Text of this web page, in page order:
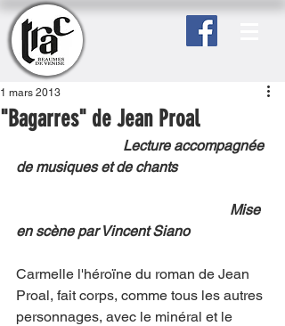
"Bagarres" de Jean Proal
1 mars 2013
Lecture accompagnée
de musiques et de chants
Mise
en scène par Vincent Siano
Carmelle l'héroïne du roman de Jean
Proal, fait corps, comme tous les autres
personnages, avec le minéral et le